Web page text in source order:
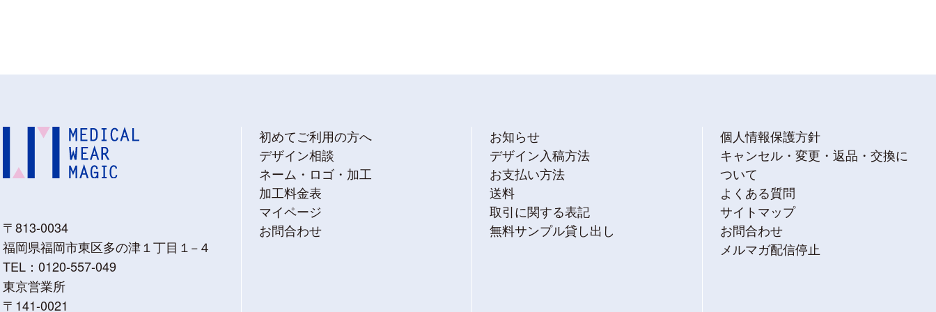
〒813-0034
福岡県福岡市東区多の津１丁目１−４
TEL： 0120-557-049
東京営業所
〒141-0021
初めてご利用の方へ
デザイン相談
ネーム・ロゴ・加工
加工料金表
マイページ
お問合わせ
お知らせ
デザイン入稿方法
お支払い方法
送料
取引に関する表記
無料サンプル貸し出し
個人情報保護方針
キャンセル・変更・返品・交換に
ついて
よくある質問
サイトマップ
お問合わせ
メルマガ配信停止